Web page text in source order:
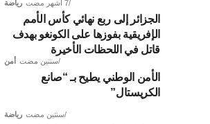
رياضة 7 أشهر مضت
الجزائر إلى ربع نهائي كأس الأمم
الإفريقية بفوزها على الكونغو بهدف
قاتل في اللحظات الأخيرة
أمن سنتين مضت
الأمن الوطني يطيح بـ “صانع
الكريستال”
رياضة سنتين مضت